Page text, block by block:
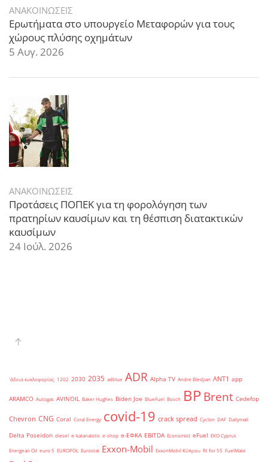
ΑΝΑΚΟΙΝΩΣΕΙΣ
Ερωτήματα στο υπουργείο Μεταφορών για τους
χώρους πλύσης οχημάτων
5 Αυγ. 2026
ΑΝΑΚΟΙΝΩΣΕΙΣ
Προτάσεις ΠΟΠΕΚ για τη φορολόγηση των
πρατηρίων καυσίμων και τη θέσπιση διατακτικών
καυσίμων
24 Ιούλ. 2026
'άδεια κυκλοφορίας 1202 2030 2035 adblue ADR Alpha TV Andre Bledjian ANT1 app
ARAMCO Autogas AVINOIL Baker Hughes Biden Joe BlueFuel Bosch BPBrent Cedefop
Chevron CNG Coral Coral Energy covid-19 crack spread Cyclon DAF Dailymail
Delta Poseidon diesel e-katanalotis e-shop e-ΕΦΚΑ EBITDA Economist eFuel EKO Cyprus
Energean Oil euro 5 EUROPOL Eurostat Exxon-Mobil ExxonMobil Κύπρου fit for 55 FuelMate